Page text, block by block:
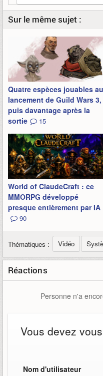
Sur le même sujet :
Quatre espèces jouables au
lancement de Guild Wars 3,
puis davantage après la
sortie
15
World of ClaudeCraft : ce
MMORPG développé
presque entièrement par IA
90
Thématiques : Vidéo
Réactions
Personne n'a
Vous devez
Nom d'utilisateur